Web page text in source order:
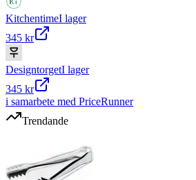
KitchentimeI lager
345 kr
DesigntorgetI lager
345 kr
i samarbete med PriceRunner
Trendande